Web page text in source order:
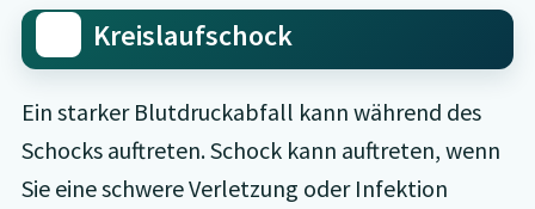
Kreislaufschock
Ein starker Blutdruckabfall kann während des
Schocks auftreten. Schock kann auftreten, wenn
Sie eine schwere Verletzung oder Infektion